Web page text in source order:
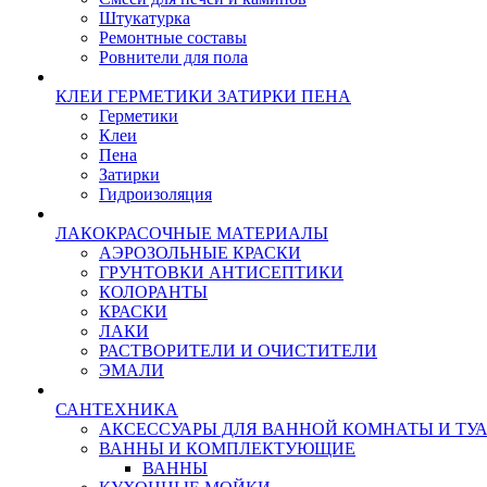
Штукатурка
Ремонтные составы
Ровнители для пола
КЛЕИ ГЕРМЕТИКИ ЗАТИРКИ ПЕНА
Герметики
Клеи
Пена
Затирки
Гидроизоляция
ЛАКОКРАСОЧНЫЕ МАТЕРИАЛЫ
АЭРОЗОЛЬНЫЕ КРАСКИ
ГРУНТОВКИ АНТИСЕПТИКИ
КОЛОРАНТЫ
КРАСКИ
ЛАКИ
РАСТВОРИТЕЛИ И ОЧИСТИТЕЛИ
ЭМАЛИ
САНТЕХНИКА
АКСЕССУАРЫ ДЛЯ ВАННОЙ КОМНАТЫ И
ВАННЫ И КОМПЛЕКТУЮЩИЕ
ВАННЫ